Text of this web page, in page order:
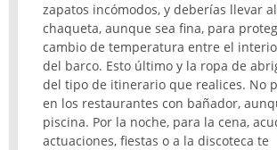
zapatos incómodos, y deberías llevar
chaqueta, aunque sea fina, para
cambio de temperatura entre el
del barco. Esto último y la ropa de
del tipo de itinerario que realices. No
en los restaurantes con bañador,
piscina. Por la noche, para la cena,
actuaciones, fiestas o a la discoteca te